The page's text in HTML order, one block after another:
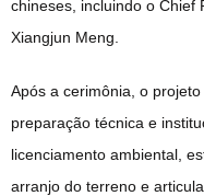
chineses, incluindo o Chief
Xiangjun Meng.
Após a cerimônia, o
preparação técnica e
licenciamento ambiental,
arranjo do terreno e